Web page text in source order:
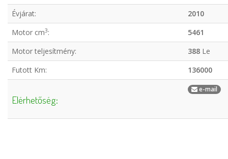
Évjárat:
2010
Motor cm3:
5461
Motor teljesítmény:
388 Le
Futott Km:
136000
Elérhetőség:
e-mail